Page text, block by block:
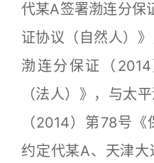
代某A签署渤连分保
证协议（自然人）
渤连分保证（
（法人）》，与太
（2014）第78号《
约定代某A、天津